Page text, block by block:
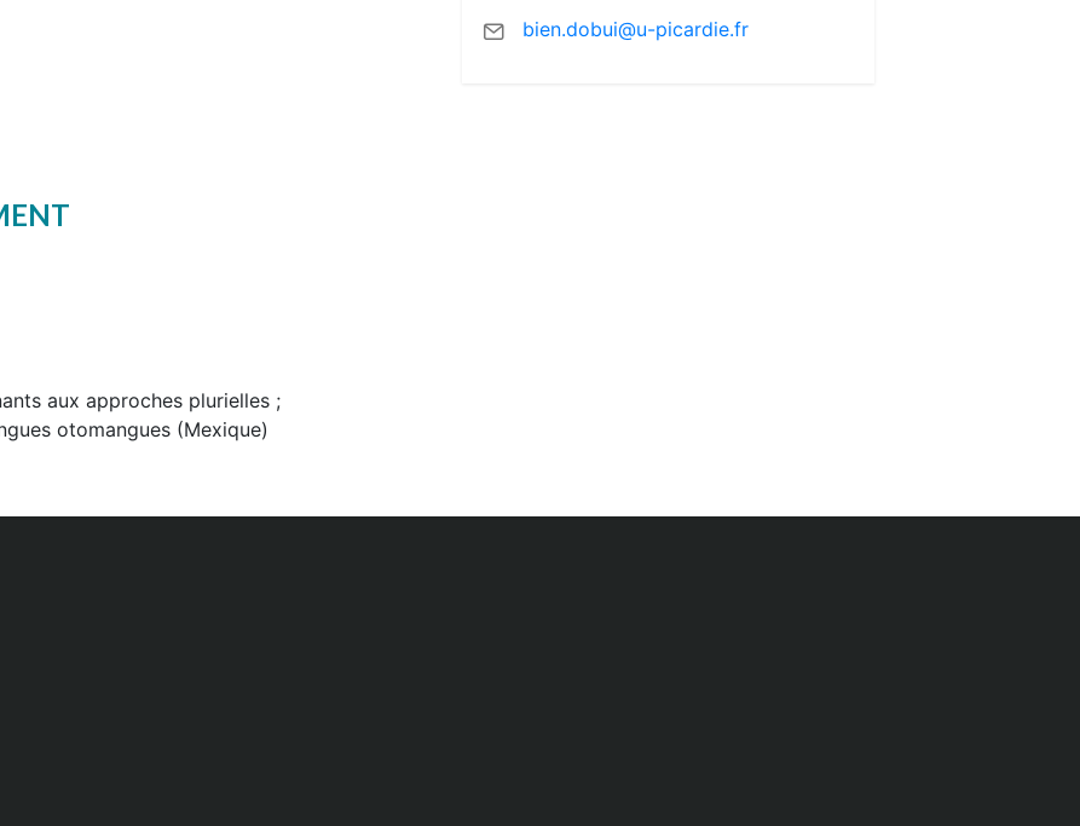
aux approches plurielles ;
otomangues (Mexique)
bien.dobui@u-picardie.fr